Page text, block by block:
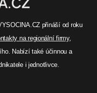
přináší od roku
na regionální firmy,
Nabízí také účinnou a
i jednotlivce.